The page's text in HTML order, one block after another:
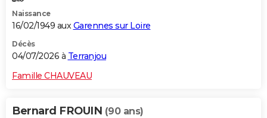
Dictionnaire
Biographies
Citations
Expressions
Proverbes
PROGRAMME TV
S'inscrire
Se connecter
Lycées
Collèges
Primaires
Universités
Entreprises
Service militaire
Avis de recherche
AVIS DE DÉCÈS
FORUM
Naissance
16/02/1949 auxGarennes sur Loire
Décès
04/07/2026 à Terranjou
Famille CHAUVEAU
Bernard FROUIN (90 ans)